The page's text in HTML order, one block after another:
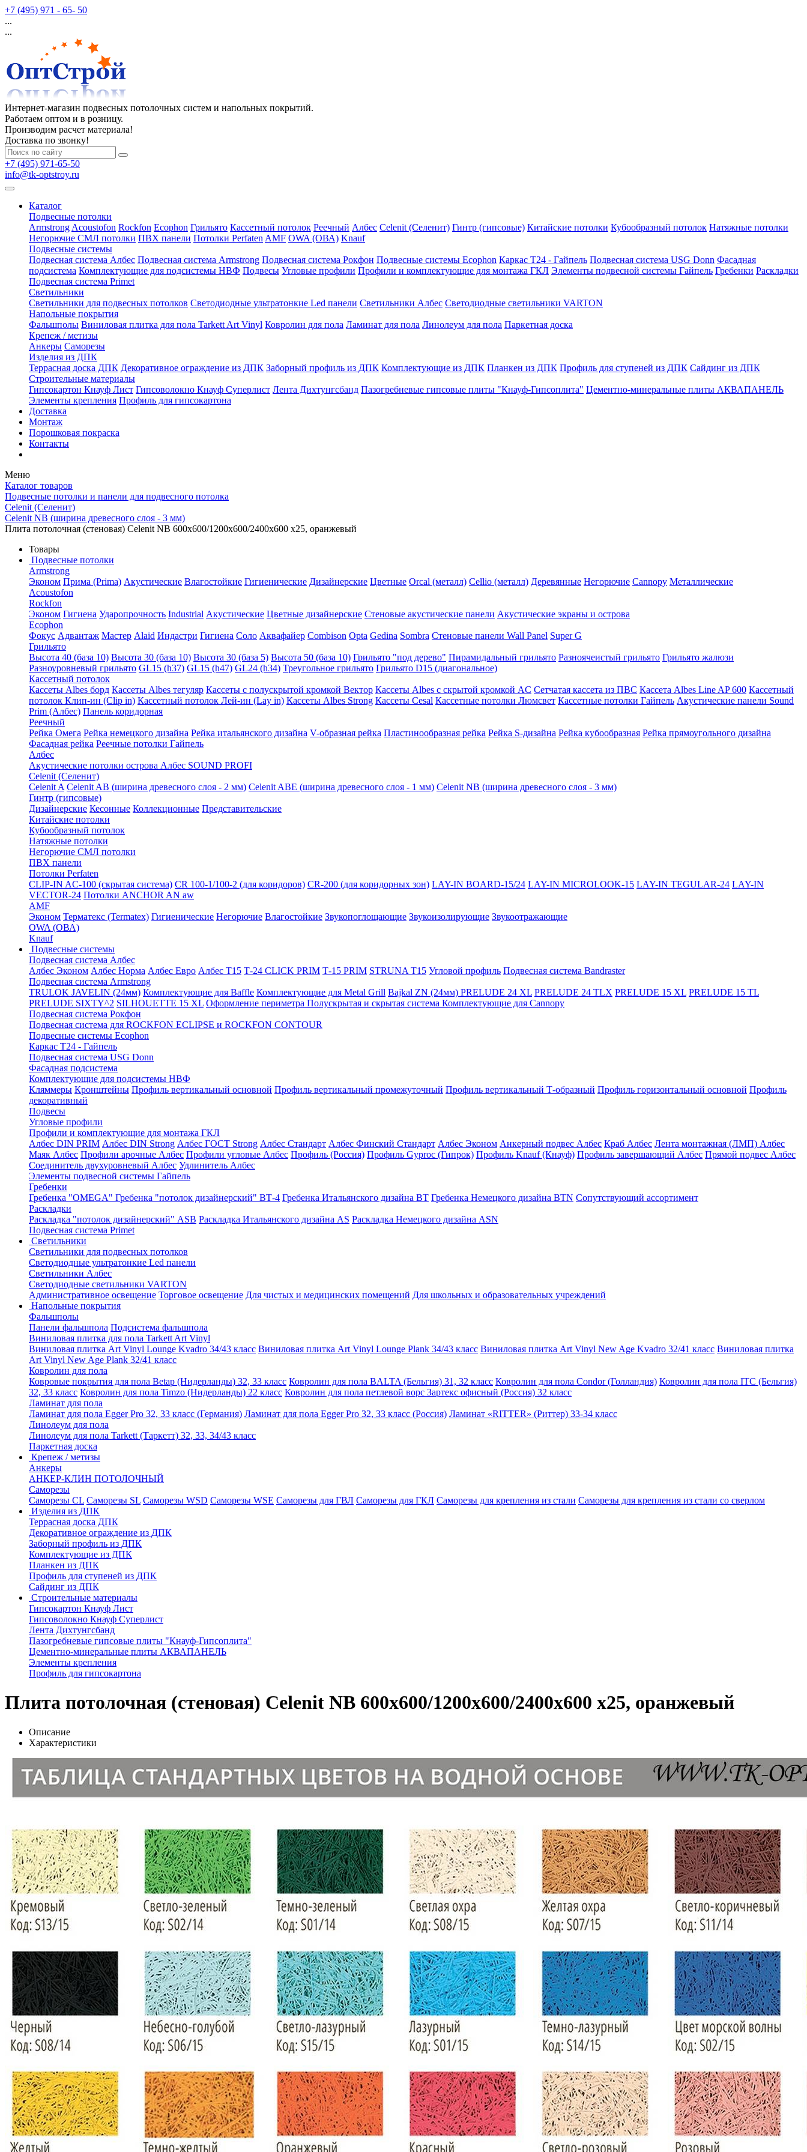
+7 (495) 971 - 65- 50
...
...
Интернет-магазин подвесных потолочных систем и напольных покрытий.
Работаем оптом и в розницу.
Производим расчет материала!
Доставка по звонку!
+7 (495) 971-65-50
info@tk-optstroy.ru
Каталог
Подвесные потолки
Armstrong Acoustofon Rockfon Ecophon Грильято Кассетный потолок Реечный Албес Celenit (Селенит) Гинтр (гипсовые) Китайские потолки Кубообразный потолок Натяжные потолки
Негорючие СМЛ потолки ПВХ панели Потолки Perfaten AMF OWA (ОВА) Knauf
Подвесные системы
Подвесная система Албес Подвесная система Armstrong Подвесная система Рокфон Подвесные системы Ecophon Каркас Т24 - Гайпель Подвесная система USG Donn Фасадная
подсистема Комплектующие для подсистемы НВФ Подвесы Угловые профили Профили и комплектующие для монтажа ГКЛ Элементы подвесной системы Гайпель Гребенки Раскладки
Подвесная система Primet
Светильники
Светильники для подвесных потолков Светодиодные ультратонкие Led панели Светильники Албес Светодиодные светильники VARTON
Напольные покрытия
Фальшполы Виниловая плитка для пола Tarkett Art Vinyl Ковролин для пола Ламинат для пола Линолеум для пола Паркетная доска
Крепеж / метизы
Анкеры Саморезы
Изделия из ДПК
Террасная доска ДПК Декоративное ограждение из ДПК Заборный профиль из ДПК Комплектующие из ДПК Планкен из ДПК Профиль для ступеней из ДПК Сайдинг из ДПК
Строительные материалы
Гипсокартон Кнауф Лист Гипсоволокно Кнауф Суперлист Лента Дихтунгсбанд Пазогребневые гипсовые плиты "Кнауф-Гипсоплита" Цементно-минеральные плиты АКВАПАНЕЛЬ
Элементы крепления Профиль для гипсокартона
Доставка
Монтаж
Порошковая покраска
Контакты
Меню
Каталог товаров
Подвесные потолки и панели для подвесного потолка
Celenit (Селенит)
Celenit NB (ширина древесного слоя - 3 мм)
Плита потолочная (стеновая) Celenit NB 600x600/1200x600/2400x600 x25, оранжевый
Товары
Подвесные потолки
Armstrong
Эконом Прима (Prima) Акустические Влагостойкие Гигиенические Дизайнерские Цветные Orcal (металл) Cellio (металл) Деревянные Негорючие Cannopy Металлические
Acoustofon
Rockfon
Эконом Гигиена Ударопрочность Industrial Акустические Цветные дизайнерские Стеновые акустические панели Акустические экраны и острова
Ecophon
Фокус Адвантаж Мастер Alaid Индастри Гигиена Соло Аквафайер Combison Opta Gedina Sombra Стеновые панели Wall Panel Super G
Грильято
Высота 40 (база 10) Высота 30 (база 10) Высота 30 (база 5) Высота 50 (база 10) Грильято "под дерево" Пирамидальный грильято Разноячеистый грильято Грильято жалюзи
Разноуровневый грильято GL15 (h37) GL15 (h47) GL24 (h34) Треугольное грильято Грильято D15 (диагональное)
Кассетный потолок
Кассеты Albes борд Кассеты Albes тегуляр Кассеты с полускрытой кромкой Вектор Кассеты Albes с скрытой кромкой AC Сетчатая кассета из ПВС Кассета Albes Line AP 600 Кассетный
потолок Клип-ин (Clip in) Кассетный потолок Лей-ин (Lay in) Кассеты Albes Strong Кассеты Cesal Кассетные потолки Люмсвет Кассетные потолки Гайпель Акустические панели Sound
Prim (Албес) Панель коридорная
Реечный
Рейка Омега Рейка немецкого дизайна Рейка итальянского дизайна V-образная рейка Пластинообразная рейка Рейка S-дизайна Рейка кубообразная Рейка прямоугольного дизайна
Фасадная рейка Реечные потолки Гайпель
Албес
Акустические потолки острова Албес SOUND PROFI
Celenit (Селенит)
Celenit A Celenit AB (ширина древесного слоя - 2 мм) Celenit ABE (ширина древесного слоя - 1 мм) Celenit NB (ширина древесного слоя - 3 мм)
Гинтр (гипсовые)
Дизайнерские Кесонные Коллекционные Представительские
Китайские потолки
Кубообразный потолок
Натяжные потолки
Негорючие СМЛ потолки
ПВХ панели
Потолки Perfaten
CLIP-IN AC-100 (скрытая система) CR 100-1/100-2 (для коридоров) CR-200 (для коридорных зон) LAY-IN BOARD-15/24 LAY-IN MICROLOOK-15 LAY-IN TEGULAR-24 LAY-IN
VECTOR-24 Потолки ANCHOR AN aw
AMF
Эконом Терматекс (Termatex) Гигиенические Негорючие Влагостойкие Звукопоглощающие Звукоизолирующие Звукоотражающие
OWA (ОВА)
Knauf
Подвесные системы
Подвесная система Албес
Албес Эконом Албес Норма Албес Евро Албес T15 Т-24 CLICK PRIM Т-15 PRIM STRUNA Т15 Угловой профиль Подвесная система Bandraster
Подвесная система Armstrong
TRULOK JAVELIN (24мм) Комплектующие для Baffle Комплектующие для Metal Grill Bajkal ZN (24мм) PRELUDE 24 XL PRELUDE 24 TLX PRELUDE 15 XL PRELUDE 15 TL
PRELUDE SIXTY^2 SILHOUETTE 15 XL Оформление периметра Полускрытая и скрытая система Комплектующие для Cannopy
Подвесная система Рокфон
Подвесная система для ROCKFON ECLIPSE и ROCKFON CONTOUR
Подвесные системы Ecophon
Каркас Т24 - Гайпель
Подвесная система USG Donn
Фасадная подсистема
Комплектующие для подсистемы НВФ
Кляммеры Кронштейны Профиль вертикальный основной Профиль вертикальный промежуточный Профиль вертикальный Т-образный Профиль горизонтальный основной Профиль
декоративный
Подвесы
Угловые профили
Профили и комплектующие для монтажа ГКЛ
Албес DIN PRIM Албес DIN Strong Албес ГОСТ Strong Албес Стандарт Албес Финский Стандарт Албес Эконом Анкерный подвес Албес Краб Албес Лента монтажная (ЛМП) Албес
Маяк Албес Профили арочные Албес Профили угловые Албес Профиль (Россия) Профиль Gyproc (Гипрок) Профиль Knauf (Кнауф) Профиль завершающий Албес Прямой подвес Албес
Соединитель двухуровневый Албес Удлинитель Албес
Элементы подвесной системы Гайпель
Гребенки
Гребенка "OMEGA" Гребенка "потолок дизайнерский" ВТ-4 Гребенка Итальянского дизайна BT Гребенка Немецкого дизайна ВТN Сопутствующий ассортимент
Раскладки
Раскладка "потолок дизайнерский" ASB Раскладка Итальянского дизайна AS Раскладка Немецкого дизайна АSN
Подвесная система Primet
Светильники
Светильники для подвесных потолков
Светодиодные ультратонкие Led панели
Светильники Албес
Светодиодные светильники VARTON
Административное освещение Торговое освещение Для чистых и медицинских помещений Для школьных и образовательных учреждений
Напольные покрытия
Фальшполы
Панели фальшпола Подсистема фальшпола
Виниловая плитка для пола Tarkett Art Vinyl
Виниловая плитка Art Vinyl Lounge Kvadro 34/43 класс Виниловая плитка Art Vinyl Lounge Plank 34/43 класс Виниловая плитка Art Vinyl New Age Kvadro 32/41 класс Виниловая плитка
Art Vinyl New Age Plank 32/41 класс
Ковролин для пола
Ковровые покрытия для пола Betap (Нидерланды) 32, 33 класс Ковролин для пола BALTA (Бельгия) 31, 32 класс Ковролин для пола Condor (Голландия) Ковролин для пола ITC (Бельгия)
32, 33 класс Ковролин для пола Timzo (Нидерланды) 22 класс Ковролин для пола петлевой ворс Зартекс офисный (Россия) 32 класс
Ламинат для пола
Ламинат для пола Egger Pro 32, 33 класс (Германия) Ламинат для пола Egger Pro 32, 33 класс (Россия) Ламинат «RITTER» (Риттер) 33-34 класс
Линолеум для пола
Линолеум для пола Tarkett (Таркетт) 32, 33, 34/43 класс
Паркетная доска
Крепеж / метизы
Анкеры
АНКЕР-КЛИН ПОТОЛОЧНЫЙ
Саморезы
Саморезы CL Саморезы SL Саморезы WSD Саморезы WSE Саморезы для ГВЛ Саморезы для ГКЛ Саморезы для крепления из стали Саморезы для крепления из стали со сверлом
Изделия из ДПК
Террасная доска ДПК
Декоративное ограждение из ДПК
Заборный профиль из ДПК
Комплектующие из ДПК
Планкен из ДПК
Профиль для ступеней из ДПК
Сайдинг из ДПК
Строительные материалы
Гипсокартон Кнауф Лист
Гипсоволокно Кнауф Суперлист
Лента Дихтунгсбанд
Пазогребневые гипсовые плиты "Кнауф-Гипсоплита"
Цементно-минеральные плиты АКВАПАНЕЛЬ
Элементы крепления
Профиль для гипсокартона
Плита потолочная (стеновая) Celenit NB 600x600/1200x600/2400x600 x25, оранжевый
Описание
Характеристики